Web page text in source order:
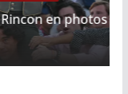
photos